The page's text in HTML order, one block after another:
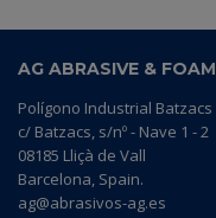
AG ABRASIVE & FOAM
Polígono Industrial Batzacs
c/ Batzacs, s/nº - Nave 1 - 2
08185 Lliçà de Vall
Barcelona, Spain.
ag@abrasivos-ag.es